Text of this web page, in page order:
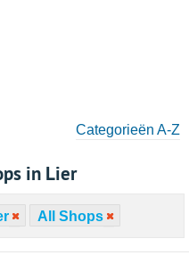
Categorieën A-Z
in Lier
All Shops